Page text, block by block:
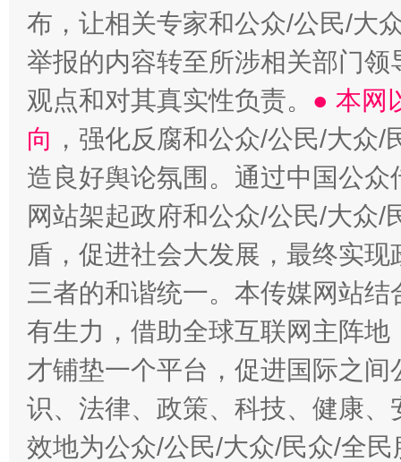
布，让相关专家和公众/公民/大
举报的内容转至所涉相关部门
观点和对其真实性负责。 ● 本网
向 ，强化反腐和公众/公民/大众
造良好舆论氛围。通过中国公
网站架起政府和公众/公民/大众
盾，促进社会大发展，最终实
三者的和谐统一。本传媒网站
有生力，借助全球互联网主阵
才铺垫一个平台，促进国际之
识、法律、政策、科技、健康
效地为公众/公民/大众/民众/全